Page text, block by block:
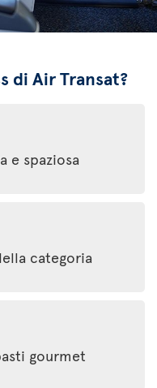
di Air Transat?
e spaziosa
categoria
gourmet